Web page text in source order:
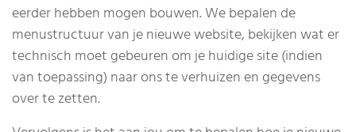
eerder hebben mogen bouwen. We bepalen de
menustructuur van je nieuwe website, bekijken wat er
technisch moet gebeuren om je huidige site (indien
van toepassing) naar ons te verhuizen en gegevens
over te zetten.